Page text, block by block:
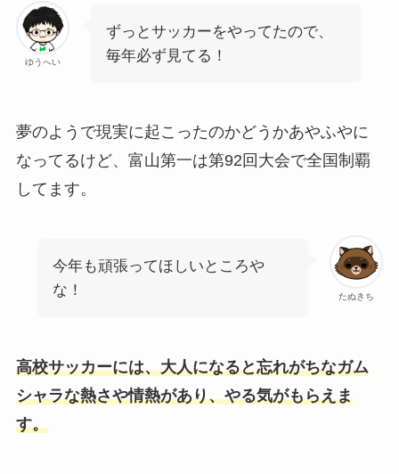
ゆうへい
ずっとサッカーをやってたので、
毎年必ず見てる！
夢のようで現実に起こったのかどうかあやふやに
なってるけど、富山第一は第92回大会で全国制覇
してます。
たぬきち
今年も頑張ってほしいところや
な！
高校サッカーには、大人になると忘れがちなガム
シャラな熱さや情熱があり、やる気がもらえま
す。